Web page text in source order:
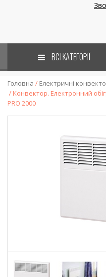
ВСІ КАТЕГОРІЇ
Головна / Електричні
/ Конвектор. Електронний
PRO 2000